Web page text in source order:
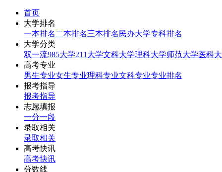
首页
大学排名
一本排名 二本排名三本排名 民办大学专科排名
大学分类
双一流985大学211大学文科大学理科大学师范大学医科
高考专业
男生专业女生专业理科专业文科专业专业排名
报考指导
报考指导
志愿填报
一分一段
录取相关
录取相关
高考快讯
高考快讯
分数线